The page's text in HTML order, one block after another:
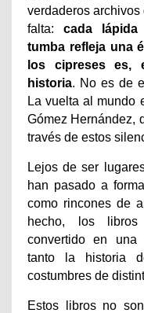
verdaderos
falta: cada
tumba refleja una
los cipreses es,
historia. No es de
La vuelta al mundo
Gómez Hernández,
través de estos
Lejos de ser
han pasado a
como rincones de
hecho, los
convertido en una
tanto la historia
costumbres de
Estos libros no